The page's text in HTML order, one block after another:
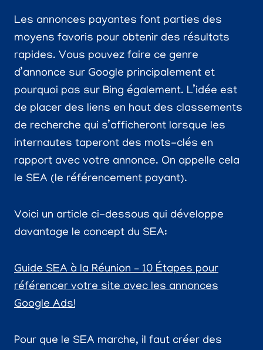
Les annonces payantes font parties des
moyens favoris pour obtenir des résultats
rapides. Vous pouvez faire ce genre
d’annonce sur Google principalement et
pourquoi pas sur Bing également. L’idée est
de placer des liens en haut des classements
de recherche qui s’afficheront lorsque les
internautes taperont des mots-clés en
rapport avec votre annonce. On appelle cela
le SEA (le référencement payant).
Voici un article ci-dessous qui développe
davantage le concept du SEA:
Guide SEA à la Réunion – 10 Étapes pour
référencer votre site avec les annonces
Google Ads!
Pour que le SEA marche, il faut créer des